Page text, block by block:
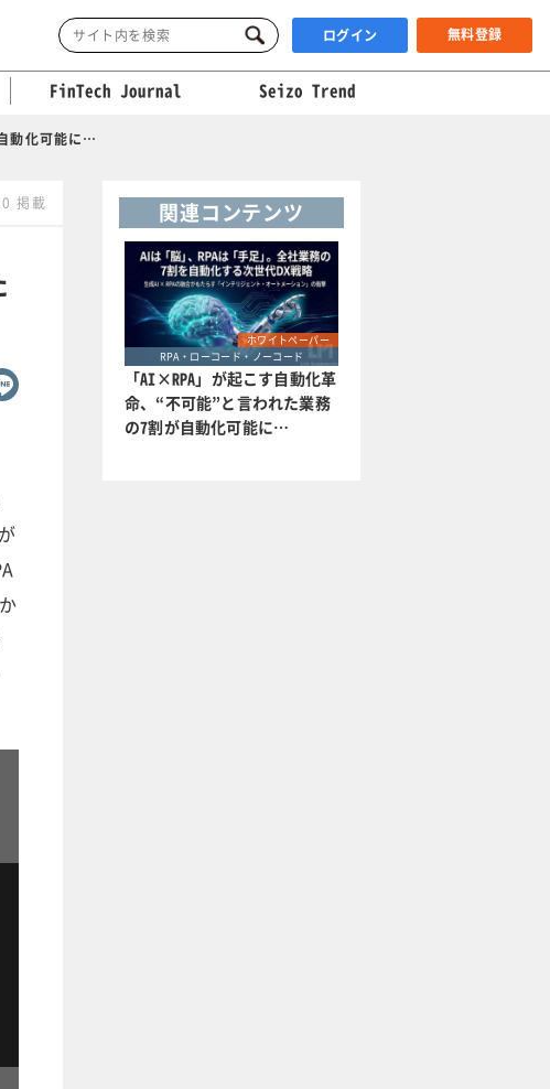
ログイン 無料登録
FinTech Journal Seizo Trend
動化可能に…
掲載 関連コンテンツ
ホワイトペーパー
RPA・ローコード・ノーコード
「AI×RPA」が起こす自動化革
命、“不可能”と言われた業務
の7割が自動化可能に…